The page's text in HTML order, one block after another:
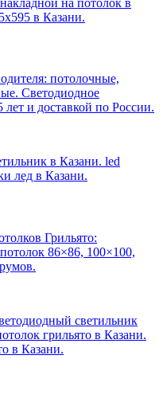
в Казани.
потолочные,
Светодиодное
и доставкой по России.
в Казани. led
лед в Казани.
Грильято:
86×86, 100×100,
светильник
грильято в Казани.
в Казани.